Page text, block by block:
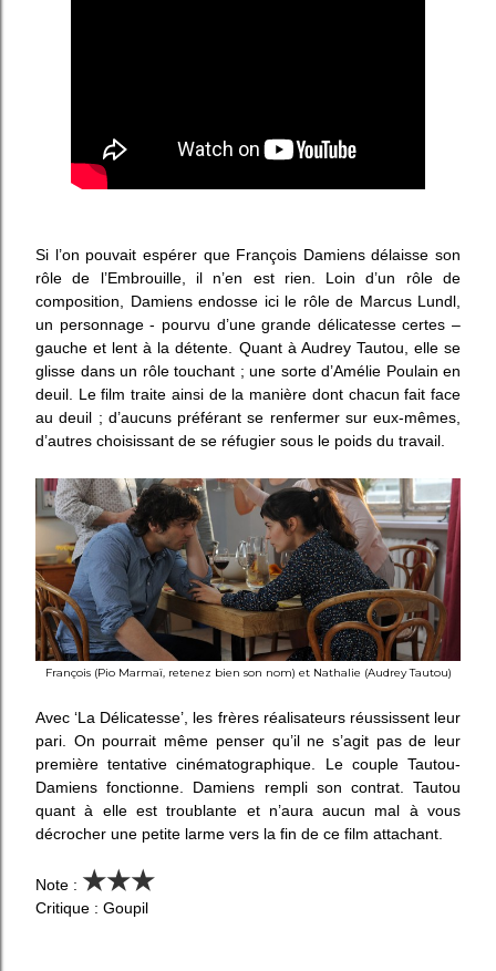
Si l’on pouvait espérer que François Damiens délaisse son
rôle de l’Embrouille, il n’en est rien. Loin d’un rôle de
composition, Damiens endosse ici le rôle de Marcus Lundl,
un personnage - pourvu d’une grande délicatesse certes –
gauche et lent à la détente. Quant à Audrey Tautou, elle se
glisse dans un rôle touchant ; une sorte d’Amélie Poulain en
deuil. Le film traite ainsi de la manière dont chacun fait face
au deuil ; d’aucuns préférant se renfermer sur eux-mêmes,
d’autres choisissant de se réfugier sous le poids du travail.
François (Pio Marmaï, retenez bien son nom) et Nathalie (Audrey Tautou)
Avec ‘La Délicatesse’, les frères réalisateurs réussissent leur
pari. On pourrait même penser qu’il ne s’agit pas de leur
première tentative cinématographique. Le couple Tautou-
Damiens fonctionne. Damiens rempli son contrat. Tautou
quant à elle est troublante et n’aura aucun mal à vous
décrocher une petite larme vers la fin de ce film attachant.
Note : ★★★
Critique : Goupil